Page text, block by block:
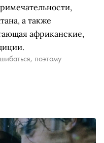
а также
африканские,
поэтому